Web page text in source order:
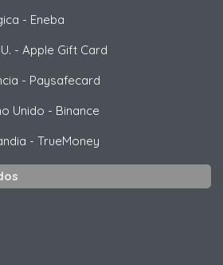
- Eneba
- Apple Gift Card
- Paysafecard
Unido - Binance
- TrueMoney